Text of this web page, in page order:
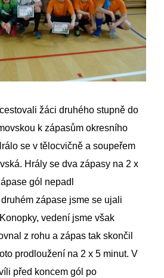
žáci druhého stupně do
k zápasům okresního
se v tělocvičně a soupeřem
Hrály se dva zápasy na 2 x
gól nepadl
zápase jsme se ujali
vedení jsme však
z rohu a zápas tak skončil
prodloužení na 2 x 5 minut. V
před koncem gól po